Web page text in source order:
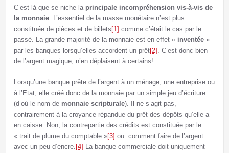
C’est là que se niche la principale incompréhension vis-à-vis de
la monnaie. L’essentiel de la masse monétaire n’est plus
constituée de pièces et de billets [1] comme c’était le cas par le
passé. La grande majorité de la monnaie est en effet « inventée»
par les banques lorsqu’elles accordent un prêt[2] . C’est donc bien
de l’argent magique, n’en déplaisent à certains!
Lorsqu’une banque prête de l’argent à un ménage, une entreprise ou
à l’Etat, elle créé donc de la monnaie par un simple jeu d’écriture
(d’où le nom de monnaie scripturale). Il ne s’agit pas,
contrairement à la croyance répandue du prêt des dépôts qu’elle a
en caisse. Non, la contrepartie des crédits est constituée par le
« trait de plume du comptable »[3] ou comment faire de l’argent
avec un peu d’encre. [4] La banque commerciale doit uniquement